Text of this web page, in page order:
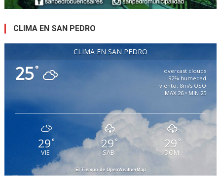
CLIMA EN SAN PEDRO
CLIMA EN SAN PEDRO
25°
overcast clouds
92% humedad
viento: 8m/s OSO
MAX 26 • MIN 25
29°
VIE
29 °
SAB
29 °
DOM
El Tiempo de OpenWeatherMap